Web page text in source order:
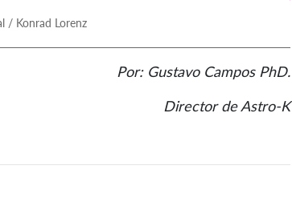
/ Konrad Lorenz
Por: Gustavo Campos PhD.
Director de Astro-K